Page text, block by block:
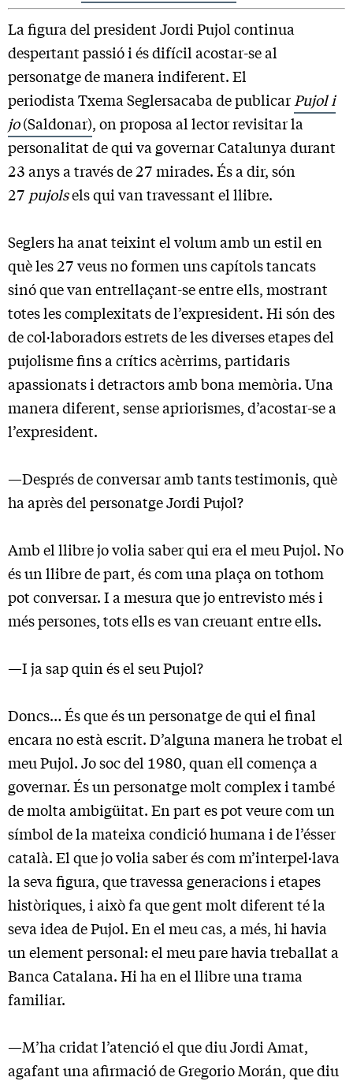
La figura del president Jordi Pujol continua
despertant passió i és difícil acostar-se al
personatge de manera indiferent. El
periodista Txema Seglersacaba de publicarPujol i
jo(Saldonar), on proposa al lector revisitar la
personalitat de qui va governar Catalunya durant
23 anys a través de 27 mirades. És a dir, són
27 pujolsels qui van travessant el llibre.
Seglers ha anat teixint el volum amb un estil en
què les 27 veus no formen uns capítols tancats
sinó que van entrellaçant-se entre ells, mostrant
totes les complexitats de l’expresident. Hi són des
de col·laboradors estrets de les diverses etapes del
pujolisme fins a crítics acèrrims, partidaris
apassionats i detractors amb bona memòria. Una
manera diferent, sense apriorismes, d’acostar-se a
l’expresident.
—Després de conversar amb tants testimonis, què
ha après del personatge Jordi Pujol?
Amb el llibre jo volia saber qui era el meu Pujol. No
és un llibre de part, és com una plaça on tothom
pot conversar. I a mesura que jo entrevisto més i
més persones, tots ells es van creuant entre ells.
—I ja sap quin és el seu Pujol?
Doncs… És que és un personatge de qui el final
encara no està escrit. D’alguna manera he trobat el
meu Pujol. Jo soc del 1980, quan ell comença a
governar. És un personatge molt complex i també
de molta ambigüitat. En part es pot veure com un
símbol de la mateixa condició humana i de l’ésser
català. El que jo volia saber és com m’interpel·lava
la seva figura, que travessa generacions i etapes
històriques, i això fa que gent molt diferent té la
seva idea de Pujol. En el meu cas, a més, hi havia
un element personal: el meu pare havia treballat a
Banca Catalana. Hi ha en el llibre una trama
familiar.
—M’ha cridat l’atenció el que diu Jordi Amat,
agafant una afirmació de Gregorio Morán, que diu